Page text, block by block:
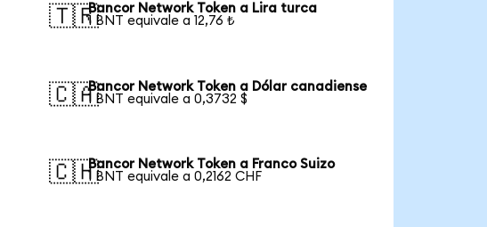
🇹🇷Bancor Network Token a Lira turca
1 BNT equivale a 12,76 ₺
🇨🇦Bancor Network Token a Dólar canadiense
1 BNT equivale a 0,3732 $
🇨🇭Bancor Network Token a Franco Suizo
1 BNT equivale a 0,2162 CHF